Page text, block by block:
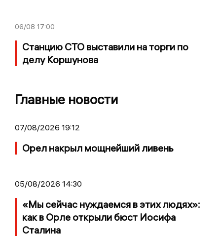
06/08 17:00
Станцию СТО выставили на торги по
делу Коршунова
Главные новости
07/08/2026 19:12
Орел накрыл мощнейший ливень
05/08/2026 14:30
«Мы сейчас нуждаемся в этих людях»:
как в Орле открыли бюст Иосифа
Сталина